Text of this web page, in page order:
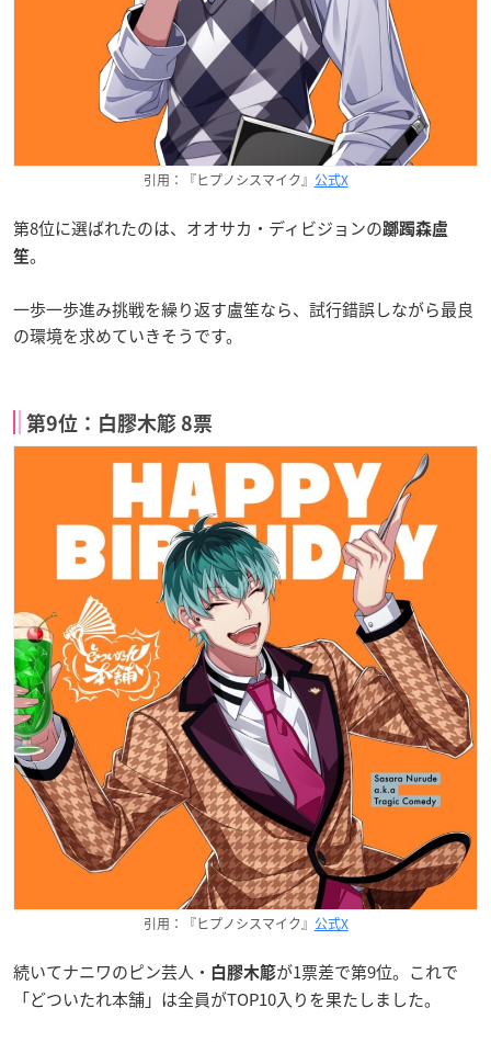
引用：『ヒプノシスマイク』 公式X
第8位に選ばれたのは、オオサカ・ディビジョンの躑躅森盧
笙。
一歩一歩進み挑戦を繰り返す盧笙なら、試行錯誤しながら最良
の環境を求めていきそうです。
第9位：白膠木簓 8票
引用：『ヒプノシスマイク』 公式X
続いてナニワのピン芸人・ 白膠木簓が1票差で第9位。これで
「どついたれ本舗」は全員がTOP10入りを果たしました。